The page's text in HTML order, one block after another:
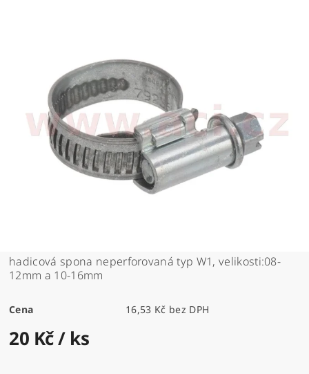
hadicová spona neperforovaná typ W1, velikosti:08-
12mm a 10-16mm
Cena 16,53 Kč bez DPH
20 Kč/ ks